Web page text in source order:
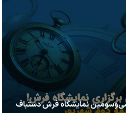
سی‌وسومین نمایشگاه فرش دستباف